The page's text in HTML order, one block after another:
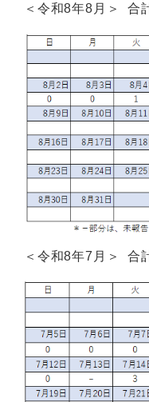
＜令和8年8月＞ 合
＜令和8年7月＞ 合